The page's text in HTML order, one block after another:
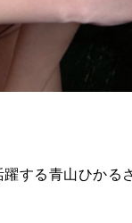
する青山ひか